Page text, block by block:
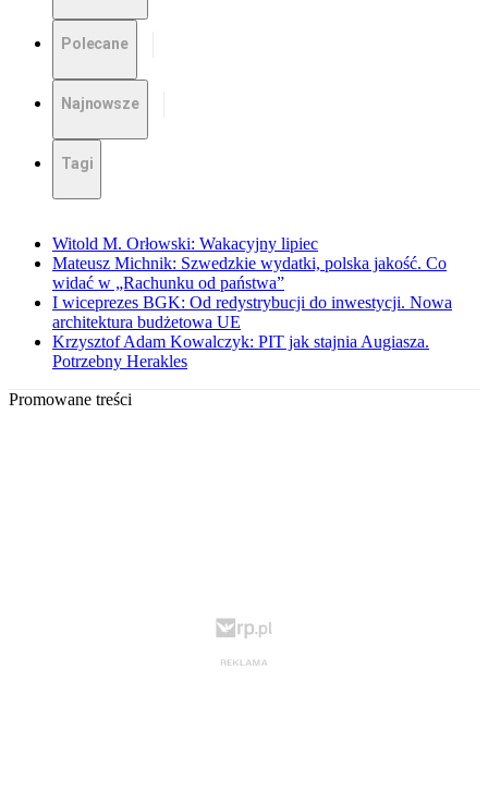
Polecane
Najnowsze
Tagi
Witold M. Orłowski: Wakacyjny lipiec
Mateusz Michnik: Szwedzkie wydatki, polska jakość. Co
widać w „Rachunku od państwa”
I wiceprezes BGK: Od redystrybucji do inwestycji. Nowa
architektura budżetowa UE
Krzysztof Adam Kowalczyk: PIT jak stajnia Augiasza.
Potrzebny Herakles
Promowane treści